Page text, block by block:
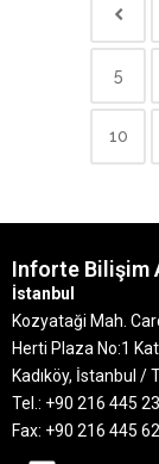
5
10
Inforte Bilişim
İstanbul
Kozyataği Mah.
Herti Plaza No:1
Kadıköy, İstanbul /
Tel.: +90 216 445
Fax: +90 216 445